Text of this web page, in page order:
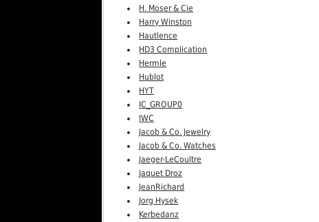
H. Moser & Cie
Harry Winston
Hautlence
HD3 Complication
Hermle
Hublot
HYT
IC_GROUP0
IWC
Jacob & Co. Jewelry
Jacob & Co. Watches
Jaeger-LeCoultre
Jaquet Droz
JeanRichard
Jorg Hysek
Kerbedanz